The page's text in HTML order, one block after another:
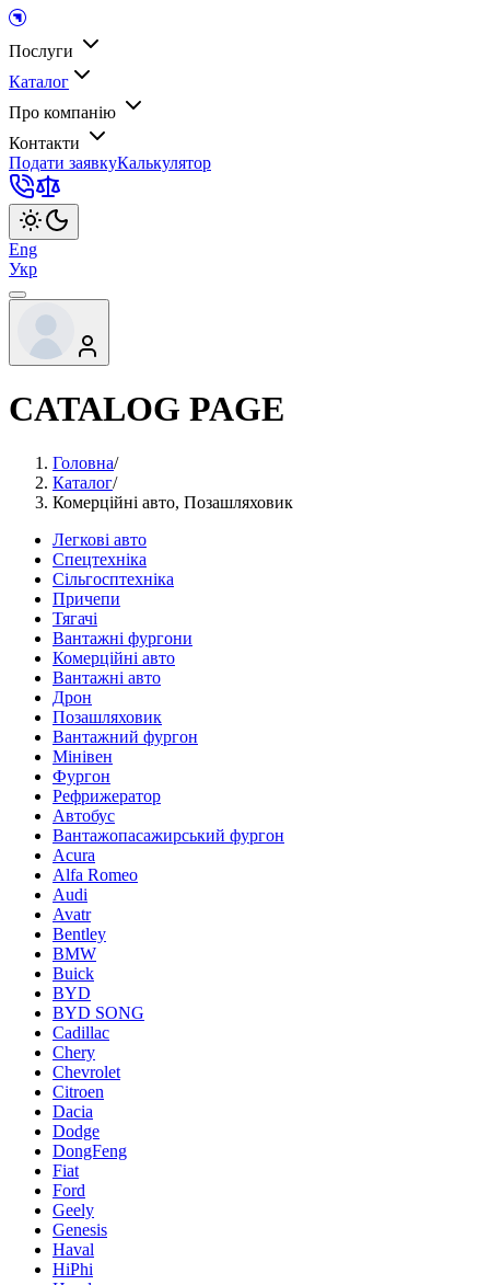
Послуги
Каталог
Про компанію
Контакти
Подати заявкуКалькулятор
Eng
Укр
CATALOG PAGE
Головна/
Каталог/
Комерційні авто, Позашляховик
Легкові авто
Спецтехніка
Сільгосптехніка
Причепи
Тягачі
Вантажні фургони
Комерційні авто
Вантажні авто
Дрон
Позашляховик
Вантажний фургон
Мінівен
Фургон
Рефрижератор
Автобус
Вантажопасажирський фургон
Acura
Alfa Romeo
Audi
Avatr
Bentley
BMW
Buick
BYD
BYD SONG
Cadillac
Chery
Chevrolet
Citroen
Dacia
Dodge
DongFeng
Fiat
Ford
Geely
Genesis
Haval
HiPhi